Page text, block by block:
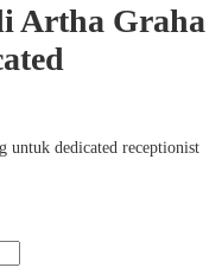
Artha Graha
untuk dedicated receptionist